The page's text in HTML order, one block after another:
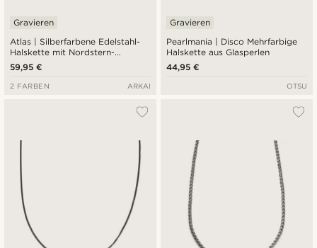
Atlas | Silberfarbene Edelstahl-
Halskette mit Nordstern-
Anhänger
Gravieren
59,95 €
2 FARBEN ARKAI
Pearlmania | Disco Mehrfarbige
Halskette aus Glasperlen
Gravieren
44,95 €
OTSU